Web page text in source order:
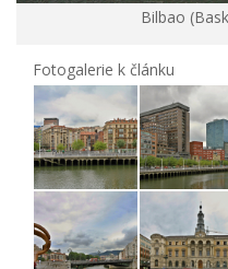
Bilbao
Fotogalerie k článku